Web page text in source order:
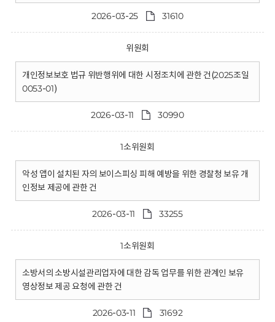
2026-03-25 31610
위원회
개인정보보호 법규 위반행위에 대한 시정조치에 관한 건(2025조일
0053-01)
2026-03-11 30990
1소위원회
악성 앱이 설치된 자의 보이스피싱 피해 예방을 위한 경찰청 보유 개
인정보 제공에 관한 건
2026-03-11 33255
1소위원회
소방서의 소방시설관리업자에 대한 감독 업무를 위한 관계인 보유
영상정보 제공 요청에 관한 건
2026-03-11 31692